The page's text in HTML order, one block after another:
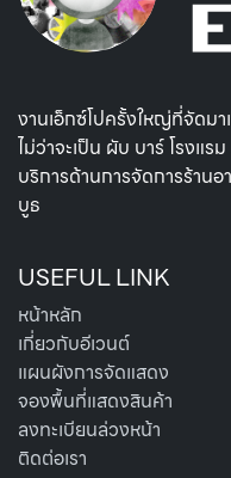
งานเอ็กซ์โปครั้งใหญ่ที่จัดมา
ไม่ว่าจะเป็น ผับ บาร์ โรงแ
บริการด้านการจัดการร้าน
บูธ
USEFUL LINK
หน้าหลัก
เกี่ยวกับอีเวนต์
แผนผังการจัดแสดง
จองพื้นที่แสดงสินค้า
ลงทะเบียนล่วงหน้า
ติดต่อเรา